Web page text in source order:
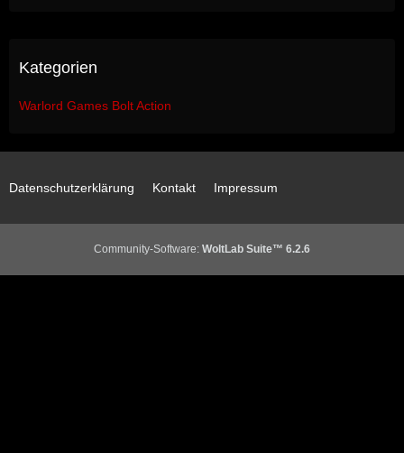
Kategorien
Warlord Games Bolt Action
Datenschutzerklärung Kontakt Impressum
Community-Software: WoltLab Suite™ 6.2.6